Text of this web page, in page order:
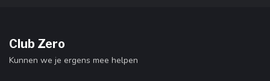
Club Zero
Kunnen we je ergens mee helpen